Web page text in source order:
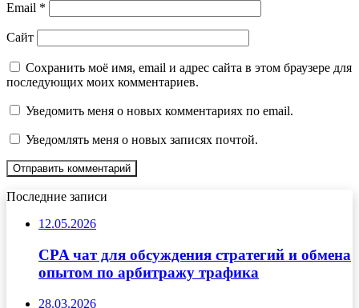
Email *
Сайт
Сохранить моё имя, email и адрес сайта в этом браузере для
последующих моих комментариев.
Уведомить меня о новых комментариях по email.
Уведомлять меня о новых записях почтой.
Последние записи
12.05.2026
CPA чат для обсуждения стратегий и обмена
опытом по арбитражу трафика
28.03.2026